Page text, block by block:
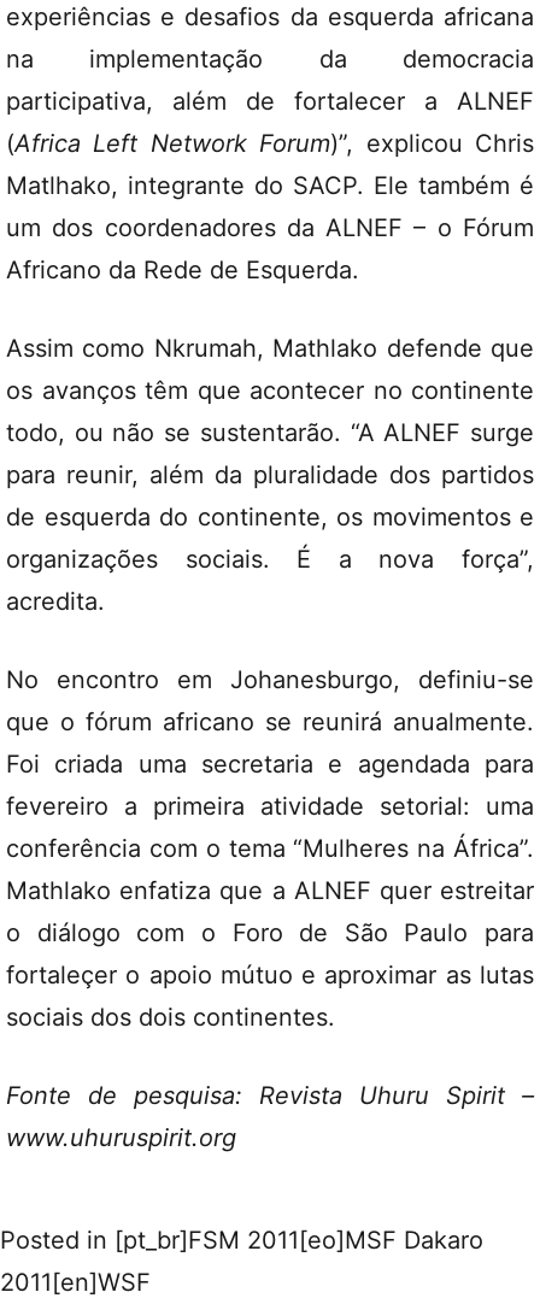
experiências e desafios da esquerda africana
na implementação da democracia
participativa, além de fortalecer a ALNEF
(Africa Left Network Forum)”, explicou Chris
Matlhako, integrante do SACP. Ele também é
um dos coordenadores da ALNEF – o Fórum
Africano da Rede de Esquerda.
Assim como Nkrumah, Mathlako defende que
os avanços têm que acontecer no continente
todo, ou não se sustentarão. “A ALNEF surge
para reunir, além da pluralidade dos partidos
de esquerda do continente, os movimentos e
organizações sociais. É a nova força”,
acredita.
No encontro em Johanesburgo, definiu-se
que o fórum africano se reunirá anualmente.
Foi criada uma secretaria e agendada para
fevereiro a primeira atividade setorial: uma
conferência com o tema “Mulheres na África”.
Mathlako enfatiza que a ALNEF quer estreitar
o diálogo com o Foro de São Paulo para
fortaleçer o apoio mútuo e aproximar as lutas
sociais dos dois continentes.
Fonte de pesquisa: Revista Uhuru Spirit –
www.uhuruspirit.org
Posted in [pt_br]FSM 2011[eo]MSF Dakaro
2011[en]WSF